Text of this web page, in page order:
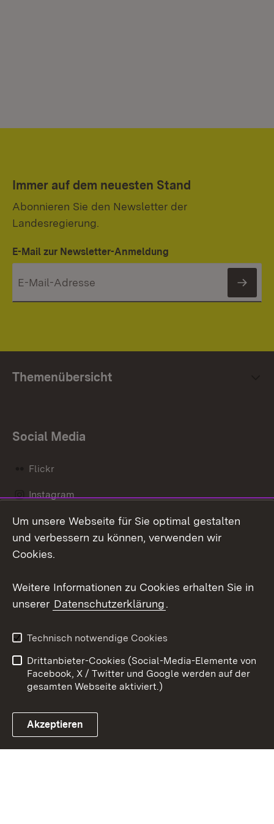
Immer auf dem neuesten Stand
Abonnieren Sie den Newsletter der
Landesregierung.
E-Mail zur Newsletter-Anmeldung
Themenübersicht
Social Media
Flickr
Instagram
Social Wall
Link zum Landesportal
Barrierefreiheit
Benutzungshinweise
Impressum
Cookies
Um unsere Webseite für Sie optimal gestalten
und verbessern zu können, verwenden wir
Cookies.
Weitere Informationen zu Cookies erhalten Sie in
unserer Datenschutzerklärung.
Technisch notwendige Cookies
Drittanbieter-Cookies (Social-Media-Elemente von
Facebook, X / Twitter und Google werden auf der
gesamten Webseite aktiviert.)
Akzeptieren